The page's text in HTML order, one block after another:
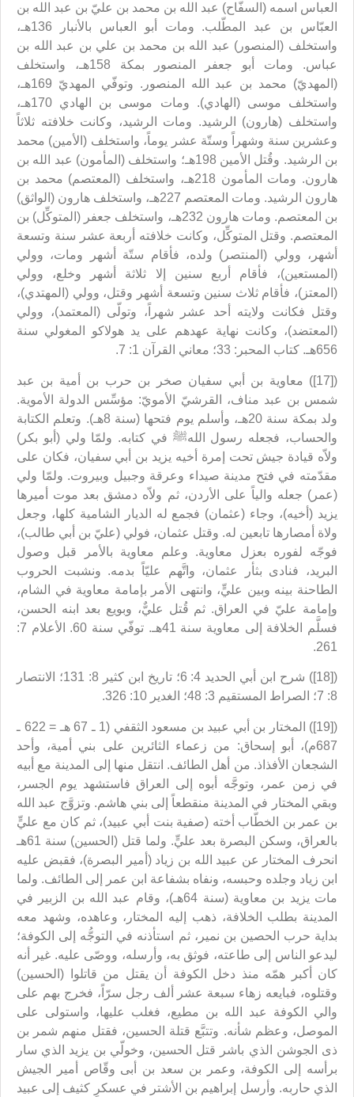
العباس اسمه (السفّاح) عبد الله بن محمد بن عليّ بن عبد الله بن
العبّاس بن عبد المطّلب. ومات أبو العباس بالأنبار 136هـ،
واستخلف (المنصور) عبد الله بن محمد بن علي بن عبد الله بن
عباس. ومات أبو جعفر المنصور بمكة 158هـ، واستخلف
(المهديّ) محمد بن عبد الله المنصور. وتوفّي المهديّ 169هـ،
واستخلف موسى (الهادي). ومات موسى بن الهادي 170هـ،
واستخلف (هارون) الرشيد. ومات الرشيد، وكانت خلافته ثلاثاً
وعشرين سنة وشهراً وستّة عشر يوماً، واستخلف (الأمين) محمد
بن الرشيد. وقُتل الأمين 198هـ؛ واستخلف (المأمون) عبد الله بن
هارون. ومات المأمون 218هـ، واستخلف (المعتصم) محمد بن
هارون الرشيد. ومات المعتصم 227هـ، واستخلف هارون (الواثق)
بن المعتصم. ومات هارون 232هـ، واستخلف جعفر (المتوكِّل) بن
المعتصم. وقتل المتوكِّل، وكانت خلافته أربعة عشر سنة وتسعة
أشهر، وولي (المنتصر) ولده، فأقام ستّة أشهر ومات، وولي
(المستعين)، فأقام أربع سنين إلا ثلاثة أشهر وخلع، وولي
(المعتز)، فأقام ثلاث سنين وتسعة أشهر وقتل، وولي (المهتدي)،
وقتل فكانت ولايته أحد عشر شهراً، وتولّى (المعتمد)، وولي
(المعتضد)، وكانت نهاية عهدهم على يد هولاكو المغولي سنة
656هـ. كتاب المحبر: 33؛ معاني القرآن 1: 7.
([17]) معاوية بن أبي سفيان صخر بن حرب بن أمية بن عبد
شمس بن عبد مناف، القرشيّ الأمويّ: مؤسِّس الدولة الأموية.
ولد بمكة سنة 20هـ‍، وأسلم يوم فتحها (سنة 8هـ). وتعلم الكتابة
والحساب، فجعله رسول اللهﷺ في كتابه. ولمّا ولي (أبو بكر)
ولاّه قيادة جيش تحت إمرة أخيه يزيد بن أبي سفيان، فكان على
مقدّمته في فتح مدينة صيداء وعرقة وجبيل وبيروت. ولمّا ولي
(عمر) جعله والياً على الأردن، ثم ولاّه دمشق بعد موت أميرها
يزيد (أخيه)، وجاء (عثمان) فجمع له الديار الشامية كلها، وجعل
ولاة أمصارها تابعين له. وقتل عثمان، فولي (عليّ بن أبي طالب)،
فوجّه لفوره بعزل معاوية. وعلم معاوية بالأمر قبل وصول
البريد، فنادى بثأر عثمان، واتَّهم عليّاً بدمه. ونشبت الحروب
الطاحنة بينه وبين عليٍّ، وانتهى الأمر بإمامة معاوية في الشام،
وإمامة عليّ في العراق. ثم قُتل عليٌّ، وبويع بعد ابنه الحسن،
فسلَّم الخلافة إلى معاوية سنة 41هـ. توفّي سنة 60. الأعلام 7:
261.
([18]) شرح ابن أبي الحديد 4: 6؛ تاريخ ابن كثير 8: 131؛ الانتصار
8: 7؛ الصراط المستقيم 3: 48؛ الغدير 10: 326.
([19]) المختار بن أبي عبيد بن مسعود الثقفي (1 ـ 67 هـ = 622 ـ
687م)، أبو إسحاق: من زعماء الثائرين على بني أمية، وأحد
الشجعان الأفذاذ. من أهل الطائف. انتقل منها إلى المدينة مع أبيه
في زمن عمر، وتوجَّه أبوه إلى العراق فاستشهد يوم الجسر،
وبقي المختار في المدينة منقطعاً إلى بني هاشم. وتزوَّج عبد الله
بن عمر بن الخطّاب أخته (صفية بنت أبي عبيد)، ثم كان مع عليٍّ
بالعراق، وسكن البصرة بعد عليٍّ. ولما قتل (الحسين) سنة 61هـ‍
انحرف المختار عن عبيد الله بن زياد (أمير البصرة)، فقبض عليه
ابن زياد وجلده وحبسه، ونفاه بشفاعة ابن عمر إلى الطائف. ولما
مات يزيد بن معاوية (سنة 64هـ)، وقام عبد الله بن الزبير في
المدينة بطلب الخلافة، ذهب إليه المختار، وعاهده، وشهد معه
بداية حرب الحصين بن نمير، ثم استأذنه في التوجُّه إلى الكوفة؛
ليدعو الناس إلى طاعته، فوثق به، وأرسله، ووصّى عليه. غير أنه
كان أكبر همّه منذ دخل الكوفة أن يقتل من قاتلوا (الحسين)
وقتلوه، فبايعه زهاء سبعة عشر ألف رجل سرّاً، فخرج بهم على
والي الكوفة عبد الله بن مطيع، فغلب عليها، واستولى على
الموصل، وعظم شأنه. وتتبَّع قتلة الحسين، فقتل منهم شمر بن
ذى الجوشن الذي باشر قتل الحسين، وخولّي بن يزيد الذي سار
برأسه إلى الكوفة، وعمر بن سعد بن أبى وقّاص أمير الجيش
الذي حاربه. وأرسل إبراهيم بن الأشتر في عسكرٍ كثيف إلى عبيد